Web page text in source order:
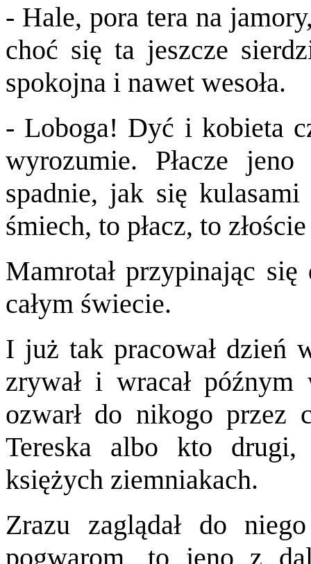
- Hale, pora tera na
choć się ta jeszcze
spokojna i nawet wesoła.
- Loboga! Dyć i kobieta
wyrozumie. Płacze
spadnie, jak się
śmiech, to płacz, to
Mamrotał przypinając
całym świecie.
I już tak pracował dzień
zrywał i wracał
ozwarł do nikogo przez
Tereska albo kto drugi,
księżych ziemniakach.
Zrazu zaglądał do
pogwarom, to jeno z